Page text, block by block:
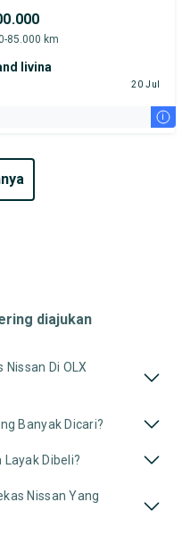
85.000 km
livina
20 Jul
i
diajukan
Di OLX
Banyak Dicari?
Dibeli?
Nissan Yang